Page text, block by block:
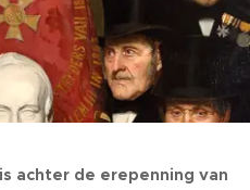
achter de erepenning van